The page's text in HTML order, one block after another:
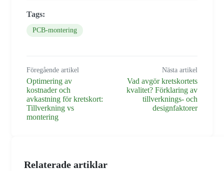
Tags:
PCB-montering
Föregående artikel
Optimering av
kostnader och
avkastning för kretskort:
Tillverkning vs
montering
Nästa artikel
Vad avgör kretskortets
kvalitet? Förklaring av
tillverknings- och
designfaktorer
Relaterade artiklar